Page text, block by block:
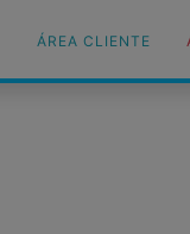
ÁREA CLIENTE